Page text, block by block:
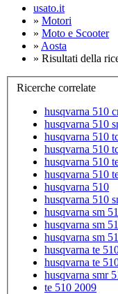
usato.it
» Motori
» Moto e Scooter
» Aosta
» Risultati della
Ricerche correlate
husqvarna 510
husqvarna 510
husqvarna 510
husqvarna 510
husqvarna 510
husqvarna 510
husqvarna 510
husqvarna 510
husqvarna sm
husqvarna sm
husqvarna sm
husqvarna te
husqvarna te
husqvarna smr
te 510 2009